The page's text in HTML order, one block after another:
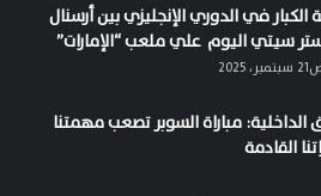
في الدوري الإنجليزي بين أرسنال
سيتي اليوم علي ملعب “الإمارات”
مباراة السوبر تصعب مهمتنا
القادمة